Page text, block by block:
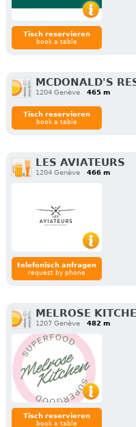
Tisch reservieren
book a table
MCDONALD'S
1204 Genève 465 m
Tisch reservieren
book a table
LES AVIATEURS
1204 Genève 466 m
telefonisch anfragen
request by phone
MELROSE
1207 Genève 482 m
Tisch reservieren
book a table